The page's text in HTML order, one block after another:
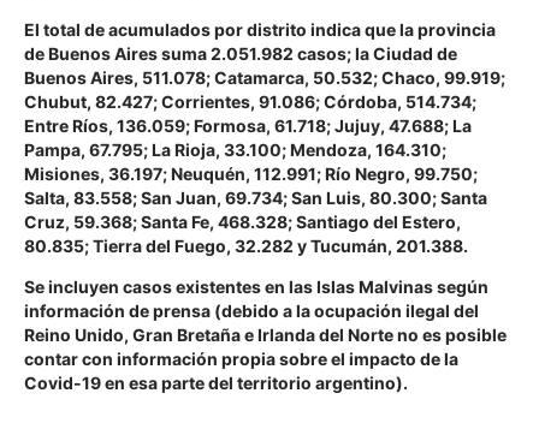
El total de acumulados por distrito indica que la provincia
de Buenos Aires suma 2.051.982 casos; la Ciudad de
Buenos Aires, 511.078; Catamarca, 50.532; Chaco, 99.919;
Chubut, 82.427; Corrientes, 91.086; Córdoba, 514.734;
Entre Ríos, 136.059; Formosa, 61.718; Jujuy, 47.688; La
Pampa, 67.795; La Rioja, 33.100; Mendoza, 164.310;
Misiones, 36.197; Neuquén, 112.991; Río Negro, 99.750;
Salta, 83.558; San Juan, 69.734; San Luis, 80.300; Santa
Cruz, 59.368; Santa Fe, 468.328; Santiago del Estero,
80.835; Tierra del Fuego, 32.282 y Tucumán, 201.388.
Se incluyen casos existentes en las Islas Malvinas según
información de prensa (debido a la ocupación ilegal del
Reino Unido, Gran Bretaña e Irlanda del Norte no es posible
contar con información propia sobre el impacto de la
Covid-19 en esa parte del territorio argentino).